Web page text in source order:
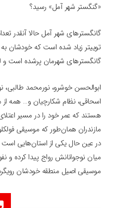
«گنگستر شهر آمل» رسید؟
گانگسترهای شهر آمل حالا آنقدر
توییتر زیاد شده است که خودشان
گانگسترهای شهرمان پرشده است و
ابوالحسن خوشرو، نورمحمد طالبی،
اسحاقی، نظام شکارچیان و… همه از
هستند که عمر خود را در مسیر
مازندران همان‌طور که موسیقی
در عین حال یکی از استان‌هایی
میان نوجوانانش رواج پیدا کرده و
موسیقی اصیل منطقه خودشان